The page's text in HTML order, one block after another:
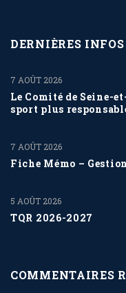
DERNIÈRES INFOS
Le Comité de Seine-
sport plus
7 AOÛT 2026
Fiche Mémo –
7 AOÛT 2026
TQR 2026-2027
5 AOÛT 2026
COMMENTAIRES